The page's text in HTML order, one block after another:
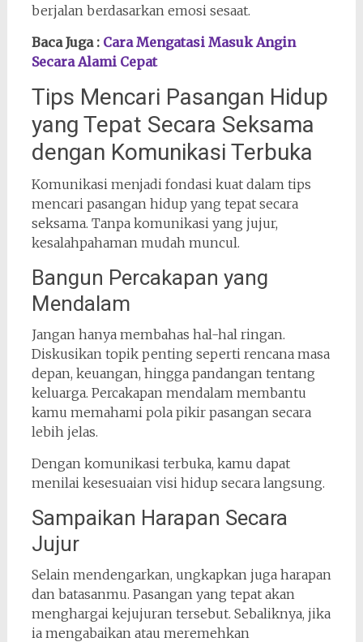
berjalan berdasarkan emosi sesaat.
Baca Juga : Cara Mengatasi Masuk Angin
Secara Alami Cepat
Tips Mencari Pasangan Hidup
yang Tepat Secara Seksama
dengan Komunikasi Terbuka
Komunikasi menjadi fondasi kuat dalam tips
mencari pasangan hidup yang tepat secara
seksama. Tanpa komunikasi yang jujur,
kesalahpahaman mudah muncul.
Bangun Percakapan yang
Mendalam
Jangan hanya membahas hal-hal ringan.
Diskusikan topik penting seperti rencana masa
depan, keuangan, hingga pandangan tentang
keluarga. Percakapan mendalam membantu
kamu memahami pola pikir pasangan secara
lebih jelas.
Dengan komunikasi terbuka, kamu dapat
menilai kesesuaian visi hidup secara langsung.
Sampaikan Harapan Secara
Jujur
Selain mendengarkan, ungkapkan juga harapan
dan batasanmu. Pasangan yang tepat akan
menghargai kejujuran tersebut. Sebaliknya, jika
ia mengabaikan atau meremehkan